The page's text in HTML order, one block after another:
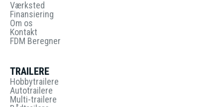
Værksted
Finansiering
Om os
Kontakt
FDM Beregner
TRAILERE
Hobbytrailere
Autotrailere
Multi-trailere